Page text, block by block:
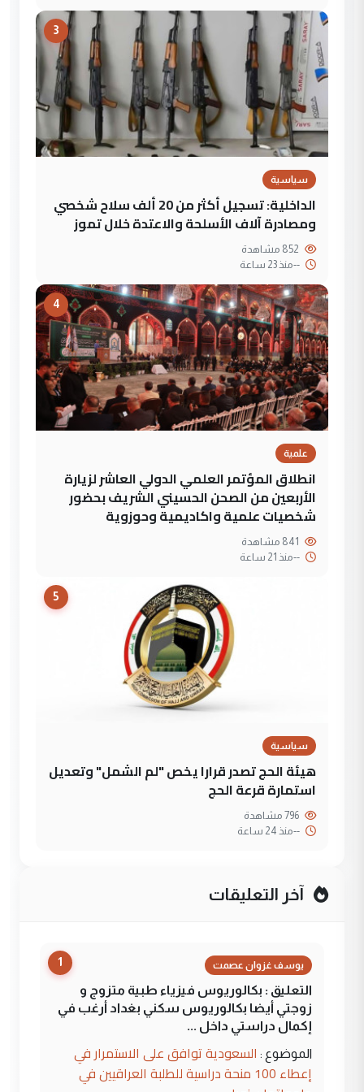
3
سياسية
الداخلية: تسجيل أكثر من 20 ألف سلاح شخصي
ومصادرة آلاف الأسلحة والاعتدة خلال تموز
--منذ 23 ساعة
4
علمية
انطلاق المؤتمر العلمي الدولي العاشر لزيارة
الأربعين من الصحن الحسيني الشريف بحضور
شخصيات علمية واكاديمية وحوزوية
--منذ 21 ساعة
5
سياسية
هيئة الحج تصدر قرارا يخص "لم الشمل" وتعديل
استمارة قرعة الحج
--منذ 24 ساعة
آخر التعليقات
1 يوسف غزوان عصمت
التعليق : بكالوريوس فيزياء طبية متزوج و
زوجتي أيضا بكالوريوس سكني بغداد أرغب في
إكمال دراستي داخل ...
الموضوع : السعودية توافق على الاستمرار في
إعطاء 100 منحة دراسية للطلبة العراقيين في